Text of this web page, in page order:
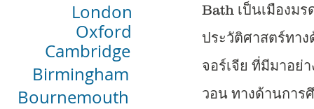
London
Oxford
Bournemouth
Birmingham
Cambridge
Bath เป็นเมืองม
ประวัติศาสตร์ทา
จอร์เจีย ที่มีมาอย่
วอน ทางด้านการ